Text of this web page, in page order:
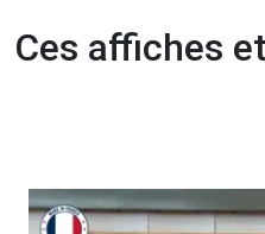
Ces affiches